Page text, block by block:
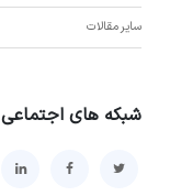
سایر مقالات
شبکه های اجتماعی